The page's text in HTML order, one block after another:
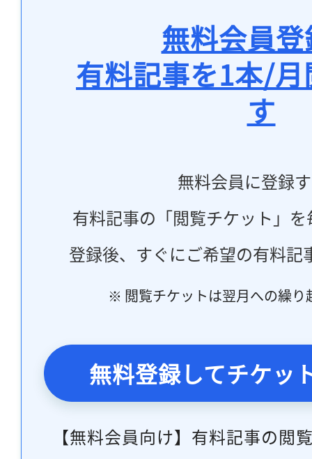
無料会員
有料記事を1本/
す
無料会員に登録
有料記事の「閲覧チケット」
登録後、すぐにご希望の有料記
※ 閲覧チケットは翌月への繰り
無料登録してチケッ
【無料会員向け】有料記事の閲